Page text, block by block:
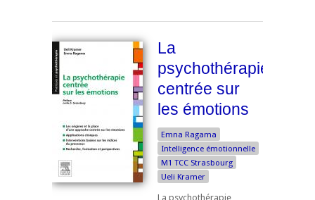
La
psychothérapie
centrée sur
les émotions
Emna Ragama
Intelligence émotionnelle
M1 TCC Strasbourg
Ueli Kramer
La psychothérapie